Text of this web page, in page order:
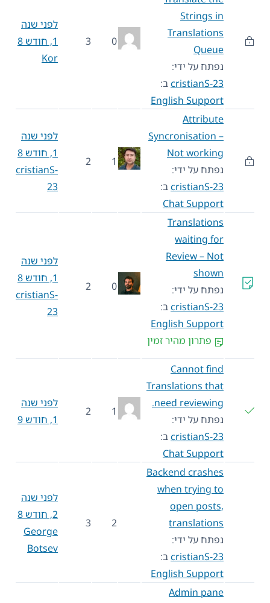
Strings in
Translations
Queue
נפתח על ידי:
cristianS-23ב:
English Support
0
3
לפני שנה
1, חודש 8
Kor
Attribute
Syncronisation –
Not working
נפתח על ידי:
cristianS-23ב:
Chat Support
1
2
לפני שנה
1, חודש 8
cristianS-
23
Translations
waiting for
Review – Not
shown
נפתח על ידי:
cristianS-23ב:
English Support
פתרון מהיר זמין
0
2
לפני שנה
1, חודש 8
cristianS-
23
Cannot find
Translations that
need reviewing.
נפתח על ידי:
cristianS-23ב:
Chat Support
1
2
לפני שנה
1, חודש 9
Backend crashes
when trying to
open posts,
translations
נפתח על ידי:
cristianS-23ב:
English Support
2
3
לפני שנה
2, חודש 8
George
Botsev
Admin pane